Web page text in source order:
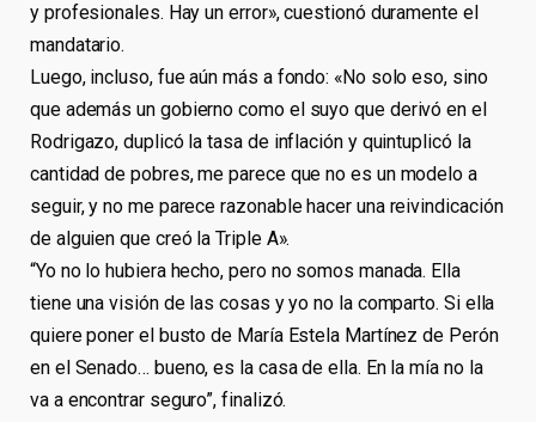
y profesionales. Hay un error», cuestionó duramente el
mandatario.
Luego, incluso, fue aún más a fondo: «No solo eso, sino
que además un gobierno como el suyo que derivó en el
Rodrigazo, duplicó la tasa de inflación y quintuplicó la
cantidad de pobres, me parece que no es un modelo a
seguir, y no me parece razonable hacer una reivindicación
de alguien que creó la Triple A».
“Yo no lo hubiera hecho, pero no somos manada. Ella
tiene una visión de las cosas y yo no la comparto. Si ella
quiere poner el busto de María Estela Martínez de Perón
en el Senado… bueno, es la casa de ella. En la mía no la
va a encontrar seguro”, finalizó.